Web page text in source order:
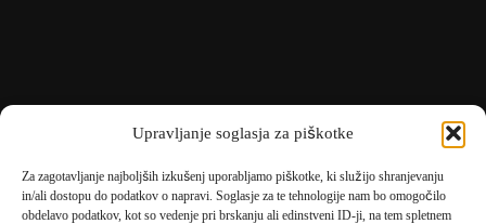
Upravljanje soglasja za piškotke
Za zagotavljanje najboljših izkušenj uporabljamo piškotke, ki služijo shranjevanju
in/ali dostopu do podatkov o napravi. Soglasje za te tehnologije nam bo omogočilo
obdelavo podatkov, kot so vedenje pri brskanju ali edinstveni ID-ji, na tem spletnem